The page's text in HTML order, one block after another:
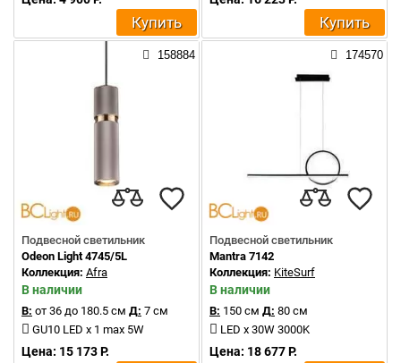
Купить Купить
158884
Подвесной светильник
Odeon Light 4745/5L
Коллекция: Afra
В наличии
В: от 36 до 180.5 см Д: 7 см
GU10 LED x 1 max 5W
Цена: 15 173 Р.
174570
Подвесной светильник
Mantra 7142
Коллекция: KiteSurf
В наличии
В: 150 см Д: 80 см
LED x 30W 3000K
Цена: 18 677 Р.